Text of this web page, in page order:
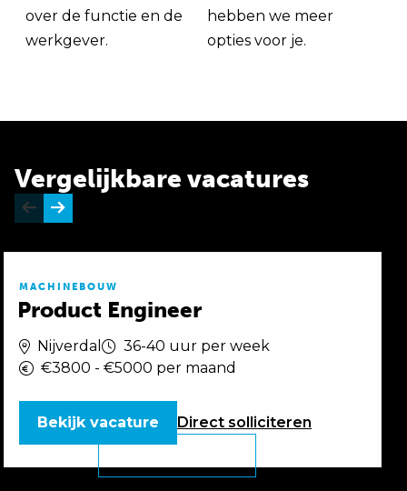
over de functie en de
werkgever.
hebben we meer
opties voor je.
Vergelijkbare vacatures
MACHINEBOUW
Product Engineer
Nijverdal
36-40 uur per week
€3800 - €5000 per maand
Direct solliciteren
Bekijk vacature